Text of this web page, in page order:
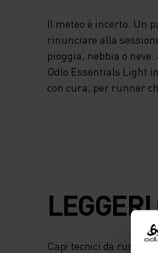
Il meteo è incerto. Un
rinunciare alla
pioggia, nebbia o
Odlo Essentials Light
con cura, per runner
Capi tecnici da running